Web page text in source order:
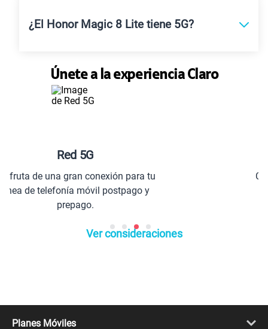
¿El Honor Magic 8 Lite tiene 5G?
Únete a la experiencia Claro
tu
Comunícate con todo el Perú y el
Ver consideraciones
Planes Móviles